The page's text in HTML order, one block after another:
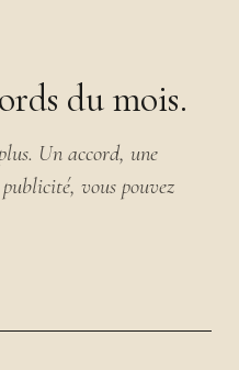
du mois.
Un accord, une
vous pouvez